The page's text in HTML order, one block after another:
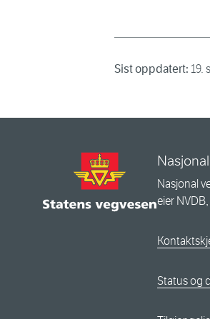
Sist oppdatert: 19.
Nasjonal
eier
Status og